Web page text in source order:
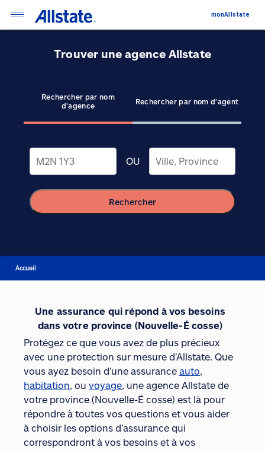
monAllstate
Trouver une agence Allstate
Rechercher par nom
d’agence
Rechercher par nom d’agent
OU
Rechercher
Accueil
Une assurance qui répond à vos besoins
dans votre province (Nouvelle-É cosse)
Protégez ce que vous avez de plus précieux
avec une protection sur mesure d’Allstate. Que
vous ayez besoin d’une assurance auto,
habitation, ou voyage, une agence Allstate de
votre province (Nouvelle-É cosse) est là pour
répondre à toutes vos questions et vous aider
à choisir les options d’assurance qui
correspondront à vos besoins et à vos